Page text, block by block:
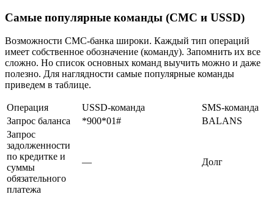
Самые популярные команды (СМС и USSD)
Возможности СМС-банка широки. Каждый тип операций
имеет собственное обозначение (команду). Запомнить их все
сложно. Но список основных команд выучить можно и даже
полезно. Для наглядности самые популярные команды
приведем в таблице.
Операция USSD-команда
SMS-команда
Запрос баланса
*900*01#
BALANS
Запрос
задолженности
по кредитке и
суммы
обязательного
платежа
— Долг